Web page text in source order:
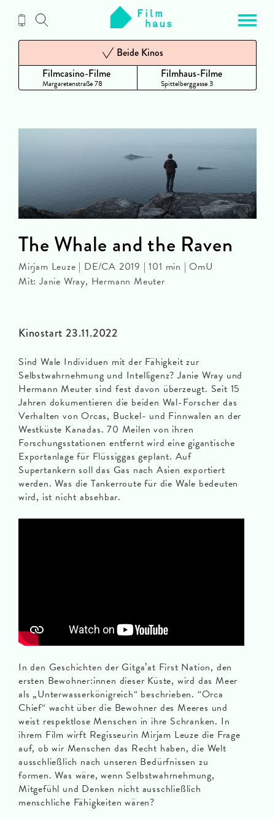
Inhalt
Filmcasino-Filme
Margaretenstraße 78
Beide Kinos
Filmhaus-Filme
Spittelberggasse 3
Kinostart 23.11.2022
Sind Wale Individuen mit der Fähigkeit zur
Selbstwahrnehmung und Intelligenz? Janie Wray und
Hermann Meuter sind fest davon überzeugt. Seit 15
Jahren dokumentieren die beiden Wal-Forscher das
Verhalten von Orcas, Buckel- und Finnwalen an der
Westküste Kanadas. 70 Meilen von ihren
Forschungsstationen entfernt wird eine gigantische
Exportanlage für Flüssiggas geplant. Auf
Supertankern soll das Gas nach Asien exportiert
werden. Was die Tankerroute für die Wale bedeuten
wird, ist nicht absehbar.
In den Geschichten der Gitga’at First Nation, den
ersten Bewohner:innen dieser Küste, wird das Meer
als „Unterwasserkönigreich“ beschrieben. “Orca
Chief“ wacht über die Bewohner des Meeres und
weist respektlose Menschen in ihre Schranken. In
ihrem Film wirft Regisseurin Mirjam Leuze die Frage
auf, ob wir Menschen das Recht haben, die Welt
ausschließlich nach unseren Bedürfnissen zu
formen. Was wäre, wenn Selbstwahrnehmung,
Mitgefühl und Denken nicht ausschließlich
menschliche Fähigkeiten wären?
The Whale and the Raven
Mirjam Leuze | DE/CA 2019 | 101 min | OmU
Mit: Janie Wray, Hermann Meuter